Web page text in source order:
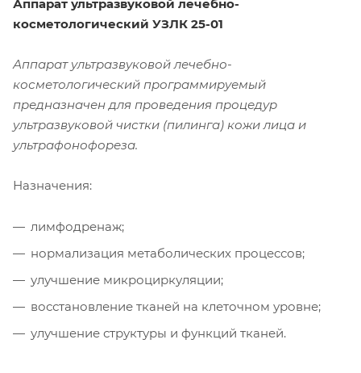
Аппарат ультразвуковой лечебно-
косметологический УЗЛК 25-01
Аппарат ультразвуковой лечебно-
косметологический программируемый
предназначен для проведения процедур
ультразвуковой чистки (пилинга) кожи лица и
ультрафонофореза.
Назначения:
лимфодренаж;
нормализация метаболических процессов;
улучшение микроциркуляции;
восстановление тканей на клеточном уровне;
улучшение структуры и функций тканей.